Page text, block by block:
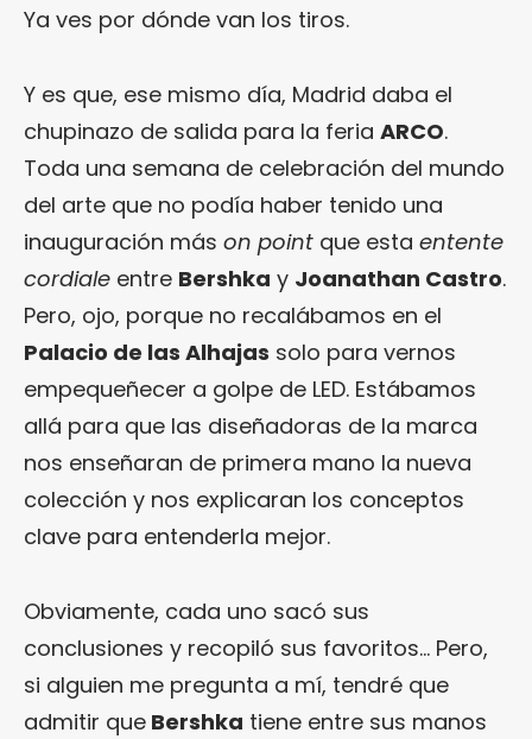
Ya ves por dónde van los tiros.
Y es que, ese mismo día, Madrid daba el
chupinazo de salida para la feria ARCO.
Toda una semana de celebración del mundo
del arte que no podía haber tenido una
inauguración más on point que esta entente
cordiale entre Bershka y Joanathan Castro.
Pero, ojo, porque no recalábamos en el
Palacio de las Alhajas solo para vernos
empequeñecer a golpe de LED. Estábamos
allá para que las diseñadoras de la marca
nos enseñaran de primera mano la nueva
colección y nos explicaran los conceptos
clave para entenderla mejor.
Obviamente, cada uno sacó sus
conclusiones y recopiló sus favoritos… Pero,
si alguien me pregunta a mí, tendré que
admitir que Bershka tiene entre sus manos